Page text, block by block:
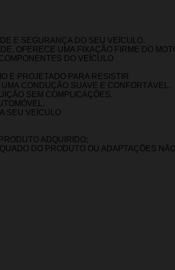
E SEGURANÇA DO SEU VEÍCULO.
OFERECE UMA FIXAÇÃO FIRME DO
DO VEÍCULO
É PROJETADO PARA RESISTIR
CONDUÇÃO SUAVE E CONFORTÁVEL.
SEM COMPLICAÇÕES.
SEU VEÍCULO
ADQUIRIDO;
DO PRODUTO OU ADAPTAÇÕES